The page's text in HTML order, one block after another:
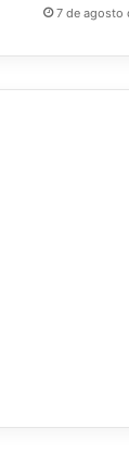
7 de agosto